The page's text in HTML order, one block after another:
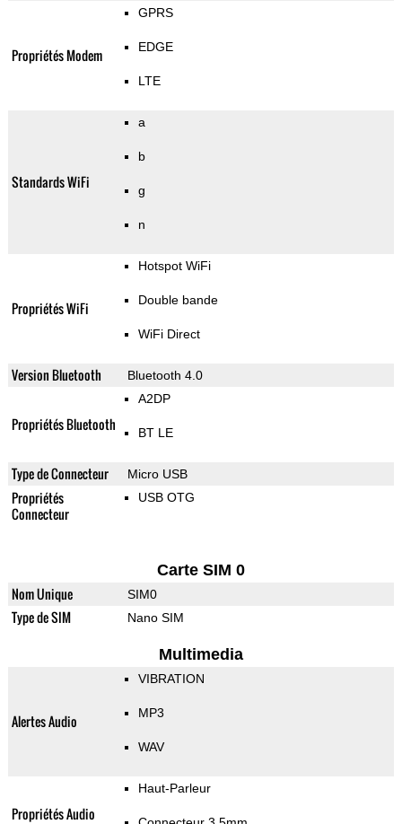
Propriétés Modem
GPRS
EDGE
LTE
Standards WiFi
a
b
g
n
Propriétés WiFi
Hotspot WiFi
Double bande
WiFi Direct
Version Bluetooth Bluetooth 4.0
Propriétés Bluetooth
A2DP
BT LE
Type de Connecteur Micro USB
Propriétés
Connecteur
USB OTG
Carte SIM 0
Nom Unique SIM0
Type de SIM Nano SIM
Multimedia
Alertes Audio
VIBRATION
MP3
WAV
Propriétés Audio
Haut-Parleur